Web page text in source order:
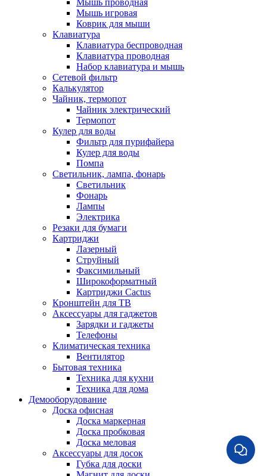
Мышь проводная
Мышь игровая
Коврик для мыши
Клавиатура
Клавиатура беспроводная
Клавиатура проводная
Набор клавиатура и мышь
Сетевой фильтр
Калькулятор
Чайник, термопот
Чайник электрический
Термопот
Кулер для воды
Фильтр для пурифайера
Кулер для воды
Помпа
Светильник, лампа, фонарь
Светильник
Фонарь
Лампы
Электрика
Резаки для бумаги
Картриджи
Лазерный
Струйный
Факсимильный
Широкоформатный
Картриджи Cactus
Кронштейн для ТВ
Аксессуары для гаджетов
Зарядки и гаджеты
Телефоны
Климатическая техника
Вентилятор
Бытовая техника
Техника для кухни
Техника для дома
Демооборудование
Доска офисная
Доска маркерная
Доска пробковая
Доска меловая
Аксессуары для досок
Губка для доски